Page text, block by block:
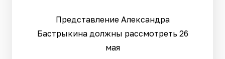
Представление Александра
Бастрыкина должны рассмотреть 26
мая